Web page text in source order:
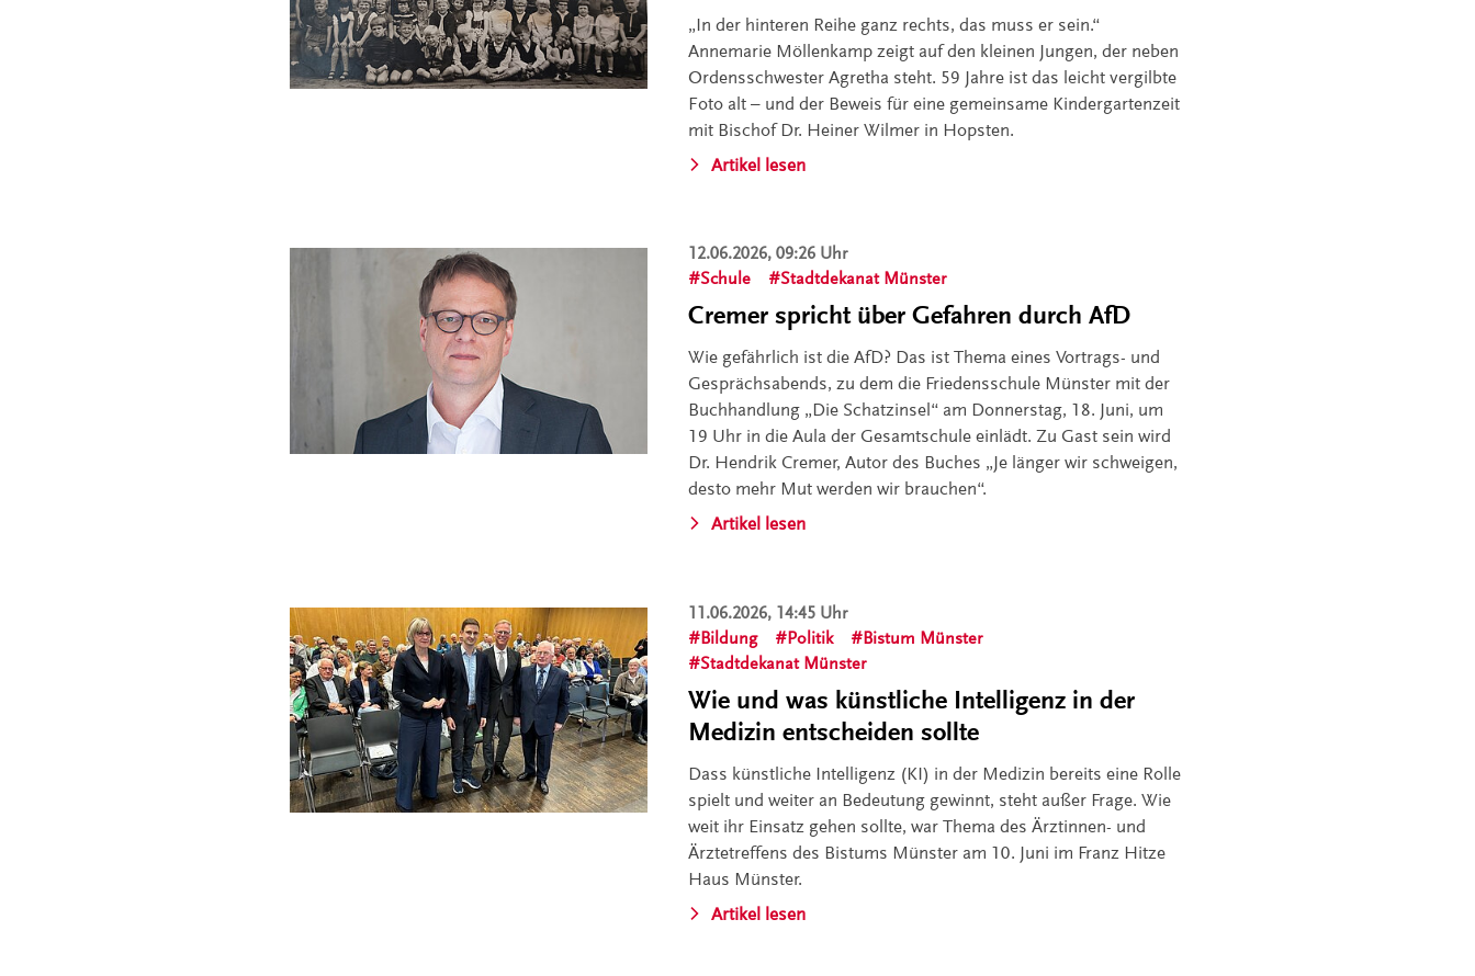
„In der hinteren Reihe ganz rechts, das muss er sein.“
Annemarie Möllenkamp zeigt auf den kleinen Jungen, der neben
Ordensschwester Agretha steht. 59 Jahre ist das leicht vergilbte
Foto alt – und der Beweis für eine gemeinsame Kindergartenzeit
mit Bischof Dr. Heiner Wilmer in Hopsten.
Artikel lesen
12.06.2026, 09:26 Uhr
Schule
Stadtdekanat Münster
Cremer spricht über Gefahren durch AfD
Wie gefährlich ist die AfD? Das ist Thema eines Vortrags- und
Gesprächsabends, zu dem die Friedensschule Münster mit der
Buchhandlung „Die Schatzinsel“ am Donnerstag, 18. Juni, um
19 Uhr in die Aula der Gesamtschule einlädt. Zu Gast sein wird
Dr. Hendrik Cremer, Autor des Buches „Je länger wir schweigen,
desto mehr Mut werden wir brauchen“.
Artikel lesen
11.06.2026, 14:45 Uhr
Bildung
Politik
Bistum Münster
Stadtdekanat Münster
Wie und was künstliche Intelligenz in der
Medizin entscheiden sollte
Dass künstliche Intelligenz (KI) in der Medizin bereits eine Rolle
spielt und weiter an Bedeutung gewinnt, steht außer Frage. Wie
weit ihr Einsatz gehen sollte, war Thema des Ärztinnen- und
Ärztetreffens des Bistums Münster am 10. Juni im Franz Hitze
Haus Münster.
Artikel lesen